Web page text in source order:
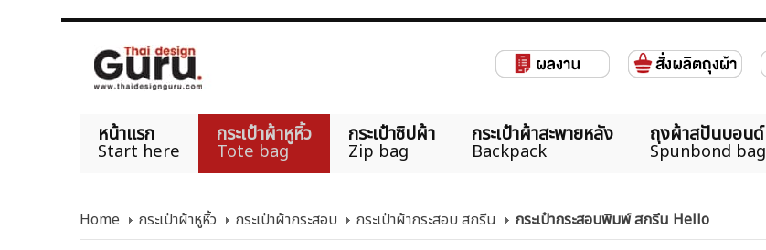
หน้าแรก
Start here
กระเป๋าผ้าหูหิ้ว
Tote bag
กระเป๋าซิปผ้า
Zip bag
กระเป๋าผ้าสะพายหลัง
Backpack
ถุงผ้าสปันบอนด์
Spunbond bag
Home กระเป๋าผ้าหูหิ้ว กระเป๋าผ้ากระสอบ กระเป๋าผ้ากระสอบ สกรีน กระเป๋ากระสอบพิมพ์ สกรีน Hello